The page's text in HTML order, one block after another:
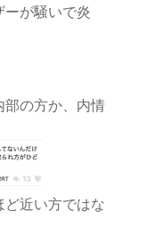
が騒いで炎
の方か、内情
ど近い方ではな